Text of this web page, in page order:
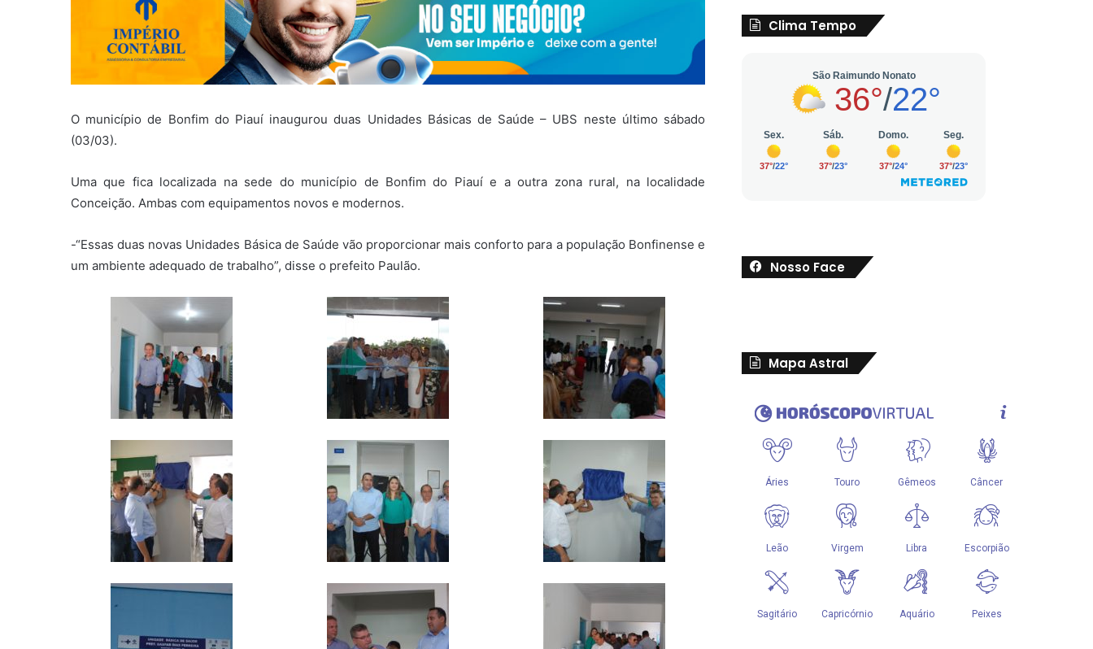
O município de Bonfim do Piauí inaugurou duas Unidades Básicas de Saúde – UBS neste último sábado
(03/03).
Uma que fica localizada na sede do município de Bonfim do Piauí e a outra zona rural, na localidade
Conceição. Ambas com equipamentos novos e modernos.
-“Essas duas novas Unidades Básica de Saúde vão proporcionar mais conforto para a população Bonfinense e
um ambiente adequado de trabalho”, disse o prefeito Paulão.
Clima Tempo
Nosso Face
Mapa Astral